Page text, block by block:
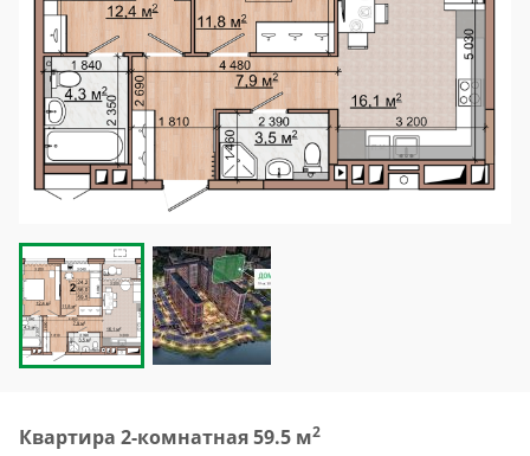
Квартира 2-комнатная 59.5 м2